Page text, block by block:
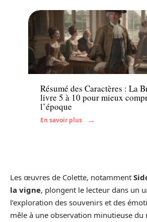
Enfant
Résumé des Caractères : La
livre 5 à 10 pour mieux
l’époque
En savoir plus
Les œuvres de Colette, notamment
la vigne, plongent le lecteur dans un
l’exploration des souvenirs et des
mêle à une observation minutieuse du